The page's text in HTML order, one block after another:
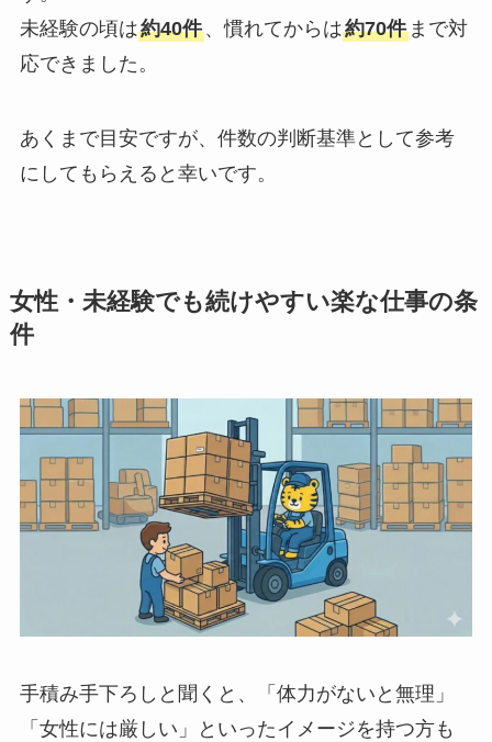
未経験の頃は約40件、慣れてからは約70件まで対
応できました。
あくまで目安ですが、件数の判断基準として参考
にしてもらえると幸いです。
女性・未経験でも続けやすい楽な仕事の条
件
手積み手下ろしと聞くと、「体力がないと無理」
「女性には厳しい」といったイメージを持つ方も